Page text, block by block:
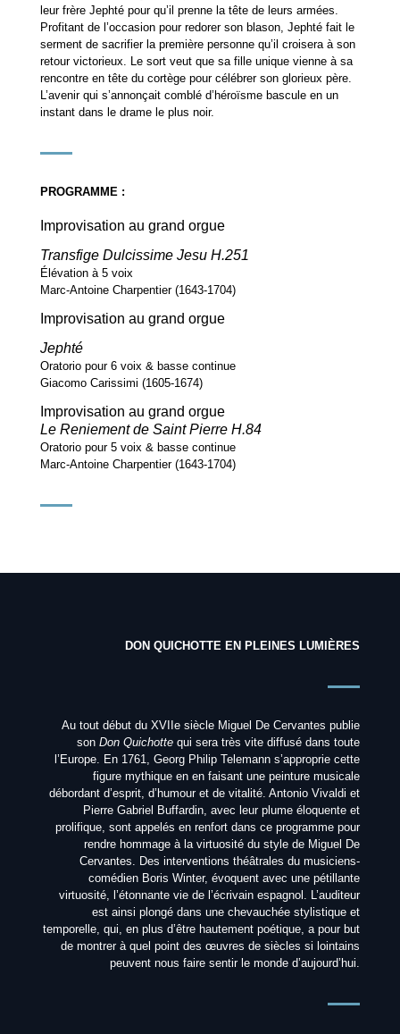
leur frère Jephté pour qu’il prenne la tête de leurs armées.
Profitant de l’occasion pour redorer son blason, Jephté fait le
serment de sacrifier la première personne qu’il croisera à son
retour victorieux. Le sort veut que sa fille unique vienne à sa
rencontre en tête du cortège pour célébrer son glorieux père.
L’avenir qui s’annonçait comblé d’héroïsme bascule en un
instant dans le drame le plus noir.
PROGRAMME :
Improvisation au grand orgue
Transfige Dulcissime Jesu H.251
Élévation à 5 voix
Marc-Antoine Charpentier (1643-1704)
Improvisation au grand orgue
Jephté
Oratorio pour 6 voix & basse continue
Giacomo Carissimi (1605-1674)
Improvisation au grand orgue
Le Reniement de Saint Pierre H.84
Oratorio pour 5 voix & basse continue
Marc-Antoine Charpentier (1643-1704)
DON QUICHOTTE EN PLEINES LUMIÈRES
Au tout début du XVIIe siècle Miguel De Cervantes publie
sonDon Quichotte qui sera très vite diffusé dans toute
l’Europe. En 1761, Georg Philip Telemann s’approprie cette
figure mythique en en faisant une peinture musicale
débordant d’esprit, d’humour et de vitalité. Antonio Vivaldi et
Pierre Gabriel Buffardin, avec leur plume éloquente et
prolifique, sont appelés en renfort dans ce programme pour
rendre hommage à la virtuosité du style de Miguel De
Cervantes. Des interventions théâtrales du musiciens-
comédien Boris Winter, évoquent avec une pétillante
virtuosité, l’étonnante vie de l’écrivain espagnol. L’auditeur
est ainsi plongé dans une chevauchée stylistique et
temporelle, qui, en plus d’être hautement poétique, a pour but
de montrer à quel point des œuvres de siècles si lointains
peuvent nous faire sentir le monde d’aujourd’hui.